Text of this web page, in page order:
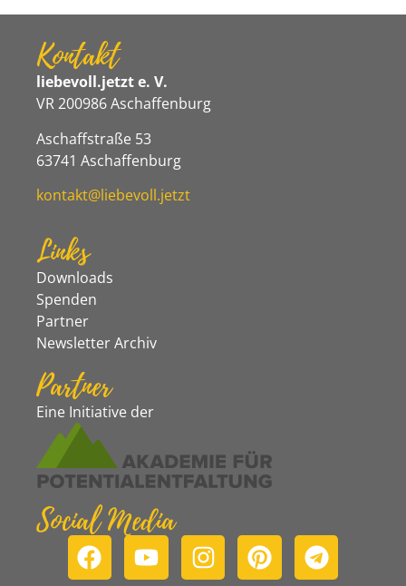
Kontakt
liebevoll.jetzt e. V.
VR 200986 Aschaffenburg
Aschaffstraße 53
63741 Aschaffenburg
kontakt@liebevoll.jetzt
Links
Downloads
Spenden
Partner
Newsletter Archiv
Partner
Eine Initiative der
Social Media